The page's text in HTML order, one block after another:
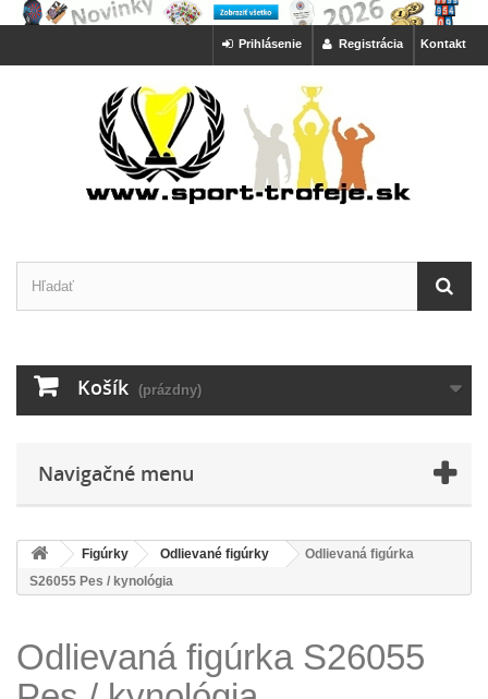
Kontakt
Registrácia
Prihlásenie
Košík (prázdny)
Navigačné menu
Figúrky Odlievané figúrky
Odlievaná figúrka
S26055 Pes / kynológia
Odlievaná figúrka S26055